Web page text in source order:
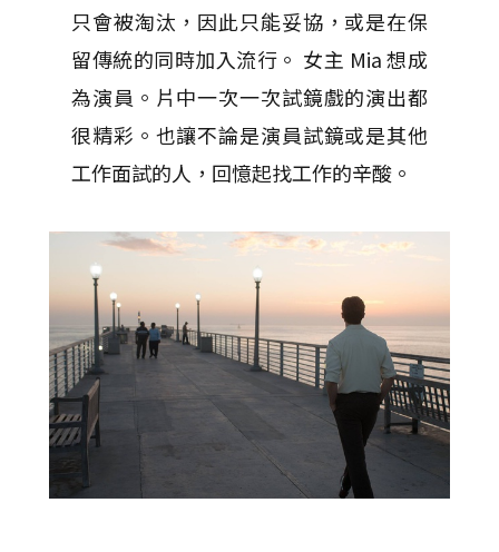
只會被淘汰，因此只能妥協，或是在保
留傳統的同時加入流行。 女主 Mia 想成
為演員。片中一次一次試鏡戲的演出都
很精彩。也讓不論是演員試鏡或是其他
工作面試的人，回憶起找工作的辛酸。